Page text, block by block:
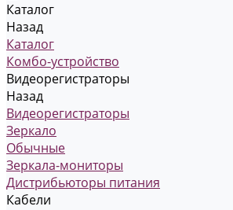
Каталог
Назад
Каталог
Комбо-устройство
Видеорегистраторы
Назад
Видеорегистраторы
Зеркало
Обычные
Зеркала-мониторы
Дистрибьюторы питания
Кабели